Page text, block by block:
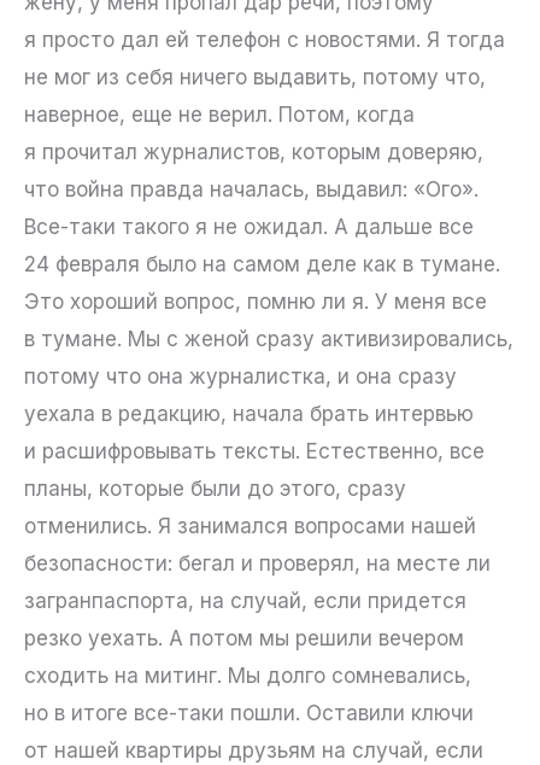
я просто дал ей телефон с новостями. Я тогда
не мог из себя ничего выдавить, потому что,
наверное, еще не верил. Потом, когда
я прочитал журналистов, которым доверяю,
что война правда началась, выдавил: «Ого».
Все-таки такого я не ожидал. А дальше все
24 февраля было на самом деле как в тумане.
Это хороший вопрос, помню ли я. У меня все
в тумане. Мы с женой сразу активизировались,
потому что она журналистка, и она сразу
уехала в редакцию, начала брать интервью
и расшифровывать тексты. Естественно, все
планы, которые были до этого, сразу
отменились. Я занимался вопросами нашей
безопасности: бегал и проверял, на месте ли
загранпаспорта, на случай, если придется
резко уехать. А потом мы решили вечером
сходить на митинг. Мы долго сомневались,
но в итоге все-таки пошли. Оставили ключи
от нашей квартиры друзьям на случай, если